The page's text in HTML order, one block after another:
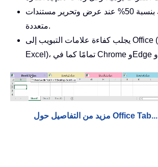
يزيد من إنتاجيتك بنسبة 50% عند عرض وتحرير مستندات
متعددة.
يجلب كفاءة علامات التبويب إلى Office (بما في ذلك
مزيد من التفاصيل حول Office Tab...